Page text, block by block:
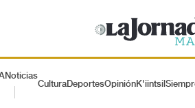
Noticias
CulturaDeportesOpiniónK'iintsil